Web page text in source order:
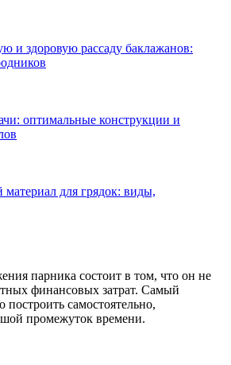
и здоровую рассаду баклажанов:
оптимальные конструкции и
для грядок: виды,
парника состоит в том, что он не
финансовых затрат. Самый
построить самостоятельно,
промежуток времени.